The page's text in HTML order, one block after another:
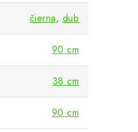
čierna, dub
90 cm
38 cm
90 cm